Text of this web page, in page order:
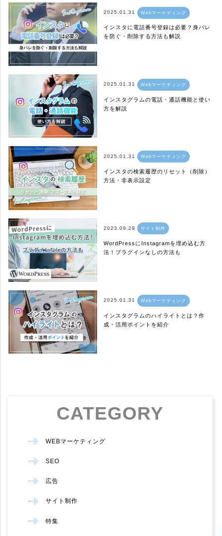
2025.01.31 Webマーケティング
インスタに電話番号登録は必要？身バレ
を防ぐ・削除する方法も解説
2025.01.31 Webマーケティング
インスタグラムの電話・通話機能と使い
方を解説
2025.01.31 Webマーケティング
インスタの検索履歴のリセット（削除）
方法・非表示設定
2023.09.29 サイト制作
WordPressにInstagramを埋め込む方
法！プラグインなしの方法も
2025.01.31 Webマーケティング
インスタグラムのハイライトとは？作
成・活用ポイントを紹介
CATEGORY
WEBマーケティング
SEO
広告
サイト制作
特集